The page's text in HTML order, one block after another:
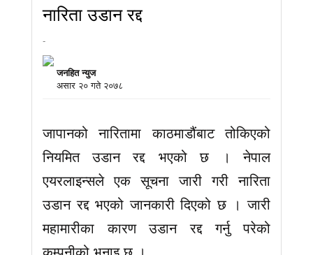
नारिता उडान रद्द
-
जनहित न्युज
असार २० गते २०७८
जापानको नारितामा काठमाडौंबाट तोकिएको
नियमित उडान रद्द भएको छ । नेपाल
एयरलाइन्सले एक सूचना जारी गरी नारिता
उडान रद्द भएको जानकारी दिएको छ । जारी
महामारीका कारण उडान रद्द गर्नु परेको